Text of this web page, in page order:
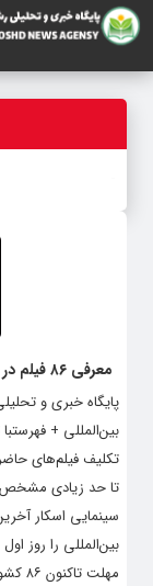
معرفی ۸۶ فیلم در رقابت اسکار بین‌المللی
بین‌المللی +
تا حد زیادی مشخص
سینمایی اسکار